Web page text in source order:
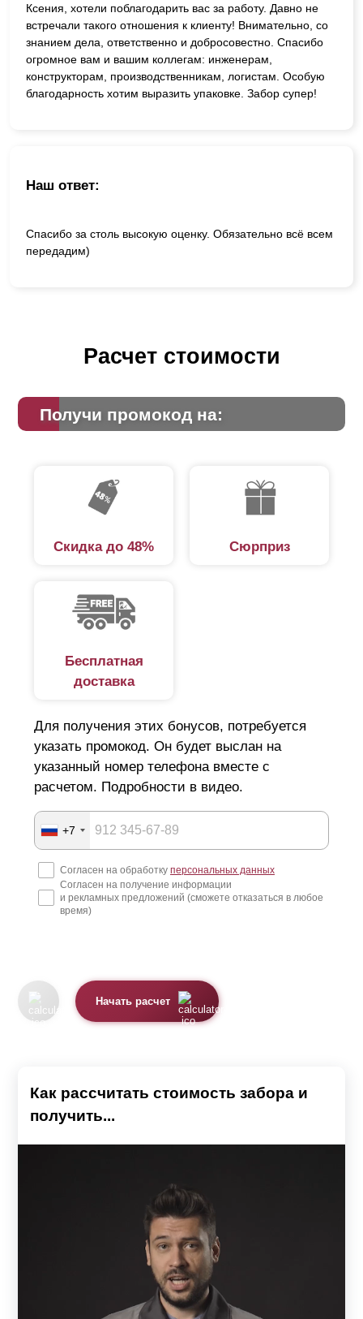
Ксения, хотели поблагодарить вас за работу. Давно не
встречали такого отношения к клиенту! Внимательно, со
знанием дела, ответственно и добросовестно. Спасибо
огромное вам и вашим коллегам: инженерам,
конструкторам, производственникам, логистам. Особую
благодарность хотим выразить упаковке. Забор супер!
Наш ответ:
Спасибо за столь высокую оценку. Обязательно всё всем
передадим)
Расчет стоимости
Получи промокод на:
Скидка до 48% Сюрприз
Бесплатная
доставка
Для получения этих бонусов, потребуется
указать промокод. Он будет выслан на
указанный номер телефона вместе с
расчетом. Подробности в видео.
+7
Согласен на обработку персональных данных
Согласен на получение информации
и рекламных предложений (сможете отказаться в любое
время)
Начать расчет
Как рассчитать стоимость забора и
получить...